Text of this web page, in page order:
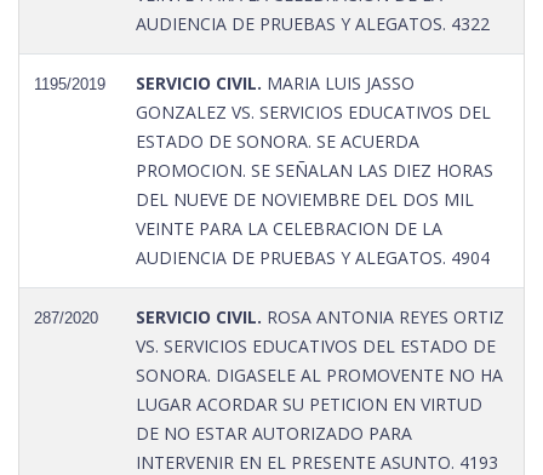
AUDIENCIA DE PRUEBAS Y ALEGATOS. 4322
1195/2019 SERVICIO CIVIL. MARIA LUIS JASSO
GONZALEZ VS. SERVICIOS EDUCATIVOS DEL
ESTADO DE SONORA. SE ACUERDA
PROMOCION. SE SEÑALAN LAS DIEZ HORAS
DEL NUEVE DE NOVIEMBRE DEL DOS MIL
VEINTE PARA LA CELEBRACION DE LA
AUDIENCIA DE PRUEBAS Y ALEGATOS. 4904
287/2020 SERVICIO CIVIL. ROSA ANTONIA REYES ORTIZ
VS. SERVICIOS EDUCATIVOS DEL ESTADO DE
SONORA. DIGASELE AL PROMOVENTE NO HA
LUGAR ACORDAR SU PETICION EN VIRTUD
DE NO ESTAR AUTORIZADO PARA
INTERVENIR EN EL PRESENTE ASUNTO. 4193